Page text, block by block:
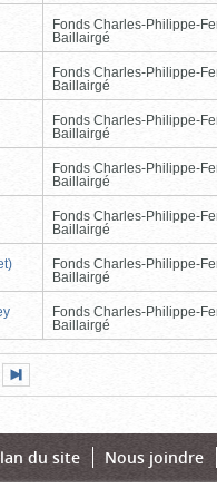
Fonds Charles-Philippe-
Baillairgé
Fonds Charles-Philippe-
Baillairgé
Fonds Charles-Philippe-
Baillairgé
Fonds Charles-Philippe-
Baillairgé
Fonds Charles-Philippe-
Baillairgé
Fonds Charles-Philippe-
Baillairgé
Fonds Charles-Philippe-
Baillairgé
page
du site Nous joindre